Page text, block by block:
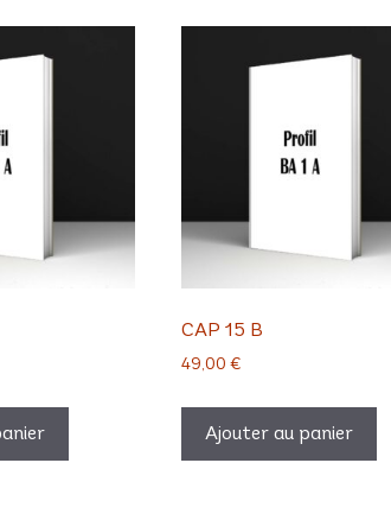
CAP 15 B
49,00 €
Ajouter au panier